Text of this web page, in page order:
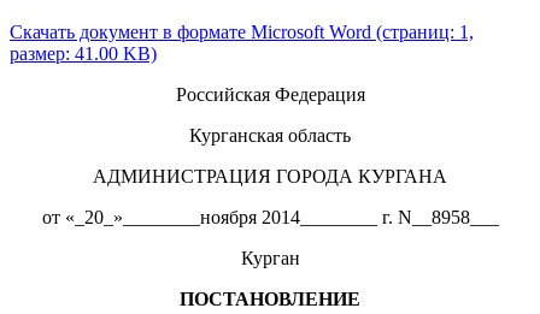
Скачать документ в формате Microsoft Word (страниц: 1,
размер: 41.00 KB)
Российская Федерация
Курганская область
АДМИНИСТРАЦИЯ ГОРОДА КУРГАНА
от «_20_»________ноября 2014________ г. N__8958___
Курган
ПОСТАНОВЛЕНИЕ